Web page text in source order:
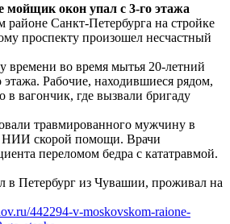
окон упал с 3-го этажа
районе Санкт-Петербурга на стройке
проспекту произошел несчастный
времени во время мытья 20-летний
Рабочие, находившиеся рядом,
в вагончик, где вызвали бригаду
травмированного мужчину в
скорой помощи. Врачи
переломом бедра с кататравмой.
в Петербург из Чувашии, проживал на
442294-v-moskovskom-raione-